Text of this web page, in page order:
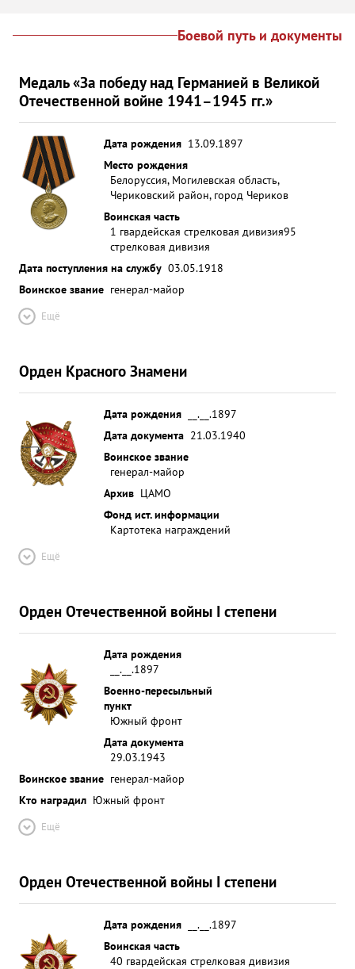
Боевой путь и документы
Медаль «За победу над Германией в Великой
Отечественной войне 1941–1945 гг.»
Дата рождения 13.09.1897
Место рождения
Белоруссия, Могилевская область,
Чериковский район, город Чериков
Воинская часть
1 гвардейская стрелковая дивизия95
стрелковая дивизия
Дата поступления на службу 03.05.1918
Воинское звание генерал-майор
Ещё
Орден Красного Знамени
Дата рождения
__.__.1897
Дата документа 21.03.1940
Воинское звание
генерал-майор
Архив ЦАМО
Фонд ист. информации
Картотека награждений
Ещё
Орден Отечественной войны I степени
Дата рождения
__.__.1897
Военно-пересыльный
пункт
Южный фронт
Дата документа
29.03.1943
Воинское звание генерал-майор
Кто наградил Южный фронт
Ещё
Орден Отечественной войны I степени
Дата рождения
__.__.1897
Воинская часть
40 гвардейская стрелковая дивизия